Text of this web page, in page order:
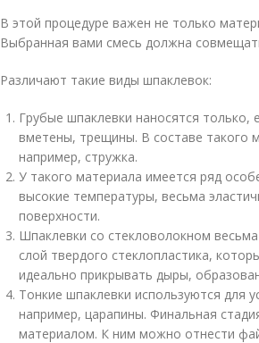
В этой процедуре важен не только
Выбранная вами смесь должна
Различают такие виды шпаклевок:
Грубые шпаклевки наносятся только,
вметены, трещины. В составе такого
например, стружка.
У такого материала имеется ряд
высокие температуры, весьма
поверхности.
Шпаклевки со стекловолокном
слой твердого стеклопластика,
идеально прикрывать дыры,
Тонкие шпаклевки используются для
например, царапины. Финальная
материалом. К ним можно отнести